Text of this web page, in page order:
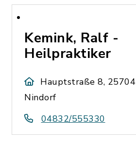
Kemink, Ralf -
Heilpraktiker
Hauptstraße 8, 25704
Nindorf
04832/555330